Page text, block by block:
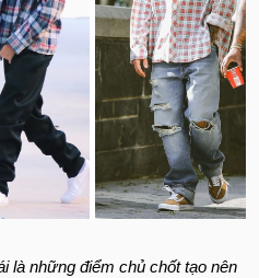
là những điểm chủ chốt tạo nên